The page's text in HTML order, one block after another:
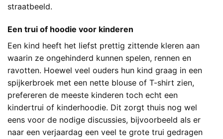
straatbeeld.
Een trui of hoodie voor kinderen
Een kind heeft het liefst prettig zittende kleren aan
waarin ze ongehinderd kunnen spelen, rennen en
ravotten. Hoewel veel ouders hun kind graag in een
spijkerbroek met een nette blouse of T-shirt zien,
prefereren de meeste kinderen toch echt een
kindertrui of kinderhoodie. Dit zorgt thuis nog wel
eens voor de nodige discussies, bijvoorbeeld als er
naar een verjaardag een veel te grote trui gedragen